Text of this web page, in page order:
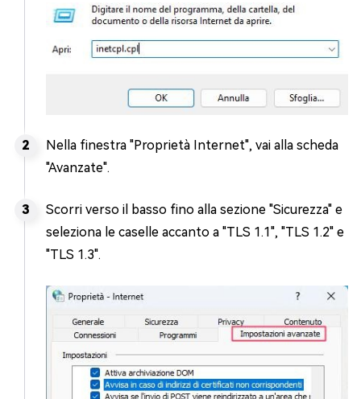
Nella finestra "Proprietà Internet", vai alla scheda
"Avanzate".
Scorri verso il basso fino alla sezione "Sicurezza" e
seleziona le caselle accanto a "TLS 1.1", "TLS 1.2" e
"TLS 1.3".